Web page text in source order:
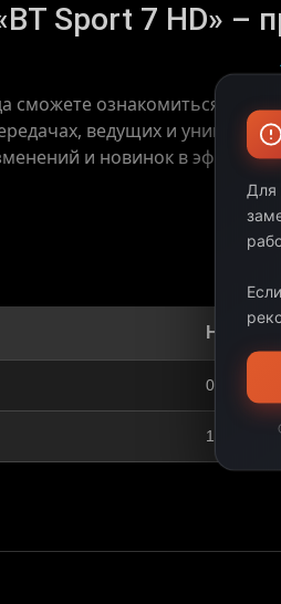
Sport 7 HD» –
сможете ознакомиться с
ведущих и
и новинок в эфире.
НАЧАЛО
05:00
17:00
Для